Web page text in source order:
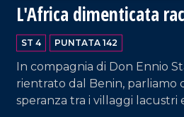
L'Africa dimenticata
Ennio Stamile
ST 4 PUNTATA 142
In compagnia di Don Ennio
rientrato dal Benin, parliamo
speranza tra i villaggi lacustri e
VAI AL TITOLO